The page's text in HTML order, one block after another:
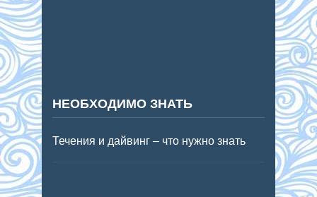
НЕОБХОДИМО ЗНАТЬ
Течения и дайвинг – что нужно знать